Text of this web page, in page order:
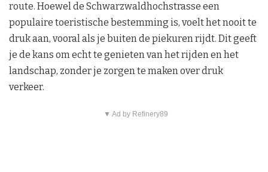
route. Hoewel de Schwarzwaldhochstrasse een
populaire toeristische bestemming is, voelt het nooit te
druk aan, vooral als je buiten de piekuren rijdt. Dit geeft
je de kans om echt te genieten van het rijden en het
landschap, zonder je zorgen te maken over druk
verkeer.
▼ Ad by Refinery89